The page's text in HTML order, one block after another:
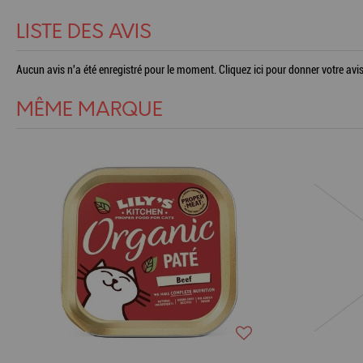
LISTE DES AVIS
Aucun avis n'a été enregistré pour le moment. Cliquez ici pour donner votre
MÊME MARQUE